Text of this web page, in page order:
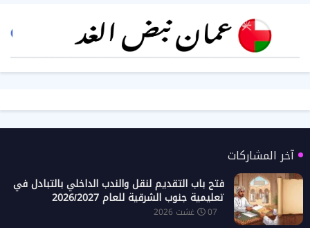
آخر المشاركات
فتح باب التقديم لنقل والندب الداخلي بالتبادل في
تعليمية جنوب الشرقية للعام 2026/2027
07 غشت 2026